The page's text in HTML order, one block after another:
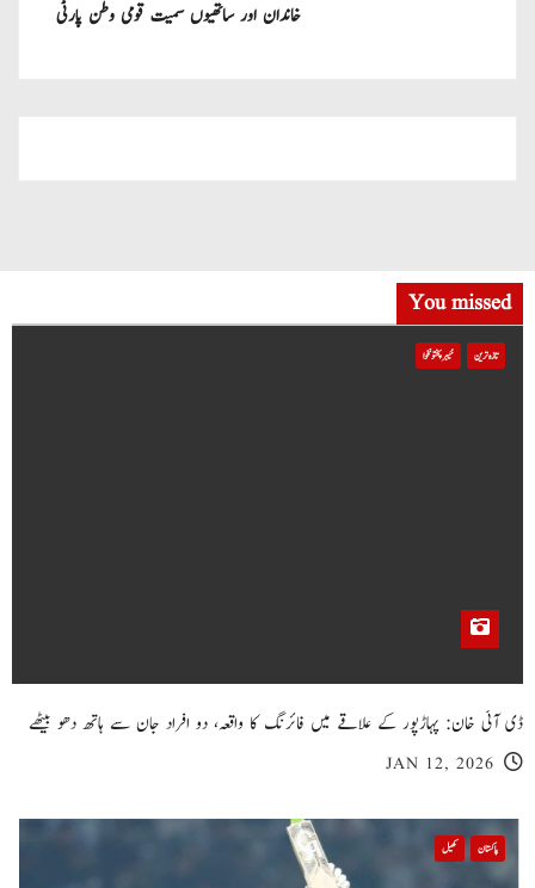
خاندان اور ساتھیوں سمیت قومی وطن پارٹی
You missed
تازہ ترین خیبر پختونخوا
ڈی آئی خان: پہاڑپور کے علاقے میں فائرنگ کا واقعہ، دو افراد جان سے ہاتھ دھو بیٹھے
JAN 12, 2026
پاکستان کھیل